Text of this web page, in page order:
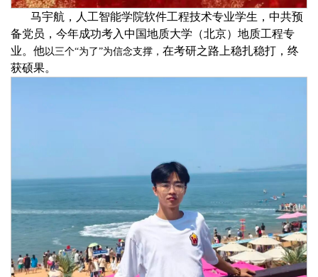
马宇航，人工智能学院软件工程技术专业学生，中共预
备党员，今年成功考入中国地质大学（北京）地质工程专
业。 他以三个“为了”为信念支撑， 在考研之路上稳扎稳打，终
获硕果。